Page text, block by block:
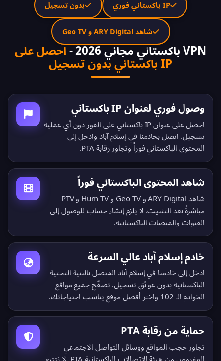
VPN باكستاني مجاني 2026 -
احصل على
IP باكستاني بدون تسجيل
وصول فوري لعنوان IP باكستاني
احصل على عنوان IP باكستاني على الفور دون أي عملية
تسجيل. اتصل بخادمنا في إسلام آباد وادخل إلى
المحتوى الباكستاني فوراً وتجاوز رقابة PTA.
شاهد المحتوى الباكستاني فوراً
شاهد ARY Digital و Geo TV و Hum TV و PTV
مباشرةً بعد التثبيت. لا يلزم إنشاء حساب للوصول إلى
القنوات والمنصات الباكستانية.
خادم إسلام آباد عالي السرعة
ادخل إلى خادمنا في إسلام آباد المتصل بالبنية التحتية
الباكستانية بدون عوائق تسجيل. تصفّح جميع مواقع
الخوادم الـ 102
واختر أفضل موقع يناسب احتياجاتك.
حماية من رقابة PTA
تجاوز حجب المواقع ووسائل التواصل الاجتماعي
المفروض من هيئة الاتصالات الباكستانية PTA. لا نتتبع
IP باكستاني فوري بدون تسجيل
شاهد ARY Digital و Geo TV